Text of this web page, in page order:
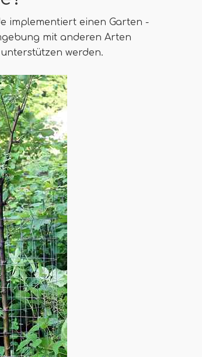
implementiert einen Garten -
mit anderen Arten
werden.